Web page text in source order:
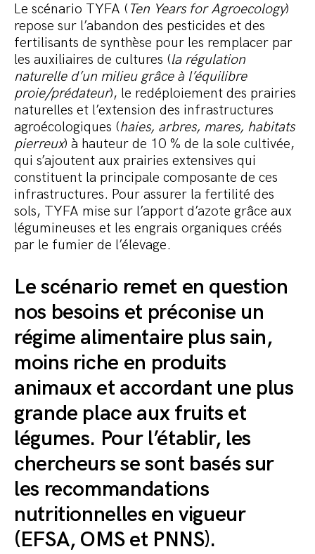
Le scénario TYFA ( Ten Years for Agroecology)
repose sur l’abandon des pesticides et des
fertilisants de synthèse pour les remplacer par
les auxiliaires de cultures (la régulation
naturelle d’un milieu grâce à l’équilibre
proie/prédateur), le redéploiement des prairies
naturelles et l’extension des infrastructures
agroécologiques (haies, arbres, mares, habitats
pierreux) à hauteur de 10 % de la sole cultivée,
qui s’ajoutent aux prairies extensives qui
constituent la principale composante de ces
infrastructures. Pour assurer la fertilité des
sols, TYFA mise sur l’apport d’azote grâce aux
légumineuses et les engrais organiques créés
par le fumier de l’élevage.
Le scénario remet en question
nos besoins et préconise un
régime alimentaire plus sain,
moins riche en produits
animaux et accordant une plus
grande place aux fruits et
légumes. Pour l’établir, les
chercheurs se sont basés sur
les recommandations
nutritionnelles en vigueur
(EFSA, OMS et PNNS).